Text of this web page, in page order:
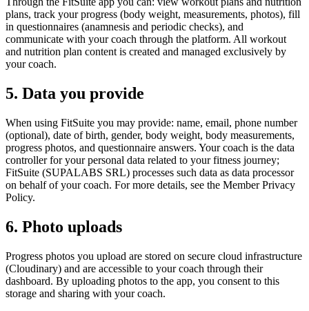
plans, track your progress (body weight, measurements, photos), fill
in questionnaires (anamnesis and periodic checks), and
communicate with your coach through the platform. All workout
and nutrition plan content is created and managed exclusively by
your coach.
5. Data you provide
When using FitSuite you may provide: name, email, phone number
(optional), date of birth, gender, body weight, body measurements,
progress photos, and questionnaire answers. Your coach is the data
controller for your personal data related to your fitness journey;
FitSuite (SUPALABS SRL) processes such data as data processor
on behalf of your coach. For more details, see the Member Privacy
Policy.
6. Photo uploads
Progress photos you upload are stored on secure cloud infrastructure
(Cloudinary) and are accessible to your coach through their
dashboard. By uploading photos to the app, you consent to this
storage and sharing with your coach.